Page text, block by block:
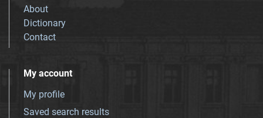
About
Dictionary
Contact
My account
My profile
Saved search results